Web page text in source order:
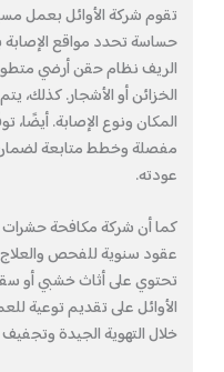
تقوم شركة الأوائل بعمل
حساسة تحدد مواقع الإصابة
الريف نظام حقن أرضي متطور
الخزائن أو الأشجار. كذلك،
المكان ونوع الإصابة. أيضًا،
مفصلة وخطط متابعة لضمان
عودته.
كما أن شركة مكافحة حشرات
عقود سنوية للفحص والعلاج
تحتوي على أثاث خشبي أو
الأوائل على تقديم توعية
خلال التهوية الجيدة